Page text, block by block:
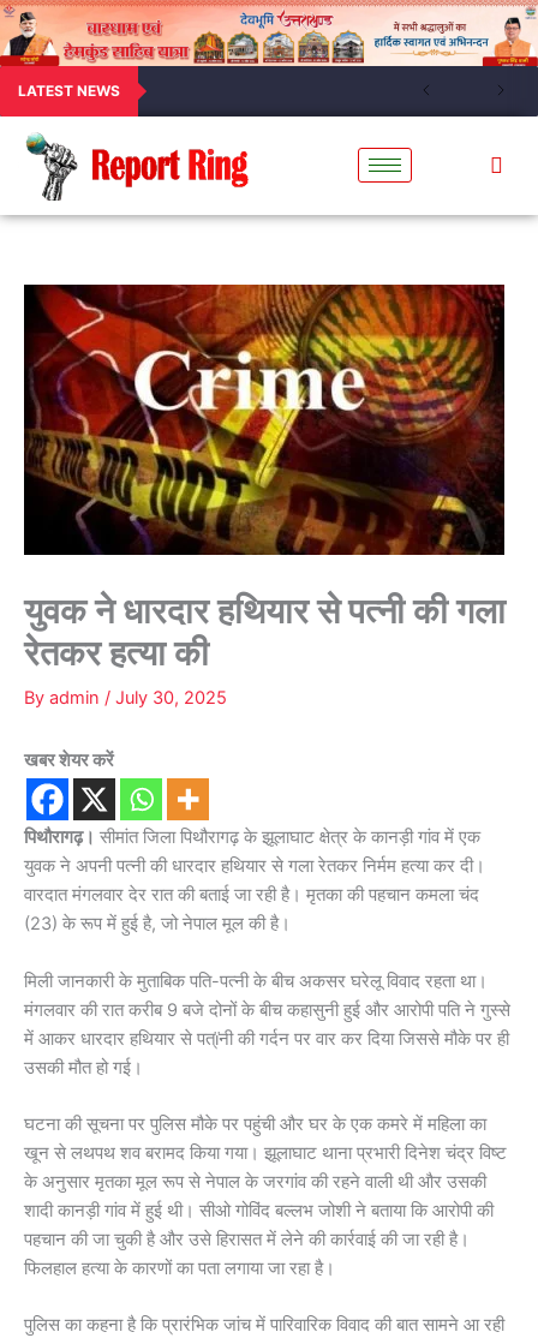
LATEST NEWS
युवक ने धारदार हथियार से पत्नी की गला
रेतकर हत्या की
By admin / July 30, 2025
खबर शेयर करें
पिथौरागढ़। सीमांत जिला पिथौरागढ़ के झूलाघाट क्षेत्र के कानड़ी गांव में एक
युवक ने अपनी पत्नी की धारदार हथियार से गला रेतकर निर्मम हत्या कर दी।
वारदात मंगलवार देर रात की बताई जा रही है। मृतका की पहचान कमला चंद
(23) के रूप में हुई है, जो नेपाल मूल की है।
मिली जानकारी के मुताबिक पति-पत्नी के बीच अकसर घरेलू विवाद रहता था।
मंगलवार की रात करीब 9 बजे दोनों के बीच कहासुनी हुई और आरोपी पति ने गुस्से
में आकर धारदार हथियार से पत्ïनी की गर्दन पर वार कर दिया जिससे मौके पर ही
उसकी मौत हो गई।
घटना की सूचना पर पुलिस मौके पर पहुंची और घर के एक कमरे में महिला का
खून से लथपथ शव बरामद किया गया। झूलाघाट थाना प्रभारी दिनेश चंद्र विष्ट
के अनुसार मृतका मूल रूप से नेपाल के जरगांव की रहने वाली थी और उसकी
शादी कानड़ी गांव में हुई थी। सीओ गोविंद बल्लभ जोशी ने बताया कि आरोपी की
पहचान की जा चुकी है और उसे हिरासत में लेने की कार्रवाई की जा रही है।
फिलहाल हत्या के कारणों का पता लगाया जा रहा है।
पुलिस का कहना है कि प्रारंभिक जांच में पारिवारिक विवाद की बात सामने आ रही